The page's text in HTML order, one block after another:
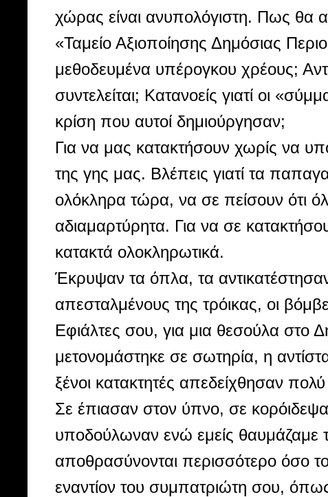
χώρας είναι ανυπολόγιστη. Πως θα
«Ταμείο Αξιοποίησης Δημόσιας
μεθοδευμένα υπέρογκου χρέους;
συντελείται; Κατανοείς γιατί οι
κρίση που αυτοί δημιούργησαν;
Για να μας κατακτήσουν χωρίς να
της γης μας. Βλέπεις γιατί τα
ολόκληρα τώρα, να σε πείσουν ότι
αδιαμαρτύρητα. Για να σε
κατακτά ολοκληρωτικά.
Έκρυψαν τα όπλα, τα
απεσταλμένους της τρόικας, οι
Εφιάλτες σου, για μια θεσούλα
μετονομάστηκε σε σωτηρία, η
ξένοι κατακτητές απεδείχθησαν
Σε έπιασαν στον ύπνο, σε
υποδούλωναν ενώ εμείς θαυμάζαμε
αποθρασύνονται περισσότερο όσο
εναντίον του συμπατριώτη σου,